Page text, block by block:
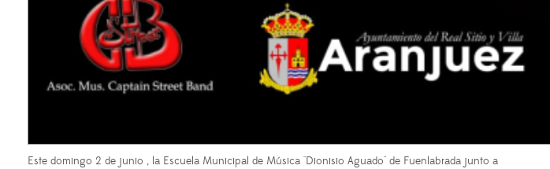
Este domingo 2 de junio , la Escuela Municipal de Música "Dionisio Aguado" de Fuenlabrada junto a